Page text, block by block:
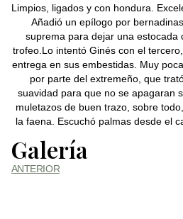
Limpios, ligados y con hondura.
Añadió un epílogo por
suprema para dejar una estocada
trofeo.Lo intentó Ginés con el
entrega en sus embestidas. Muy
por parte del extremeño, que
suavidad para que no se apagaran
muletazos de buen trazo, sobre
la faena. Escuchó palmas desde el
Galería
ANTERIOR